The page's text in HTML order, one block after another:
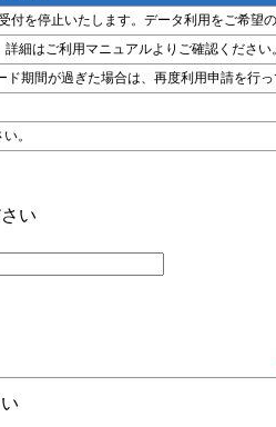
を停止いたします。データ利用をご希望
細はご利用マニュアルよりご確認ください
期間が過ぎた場合は、再度利用申請を行っ
。
い